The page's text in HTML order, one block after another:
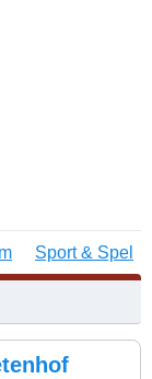
Sport & Spel